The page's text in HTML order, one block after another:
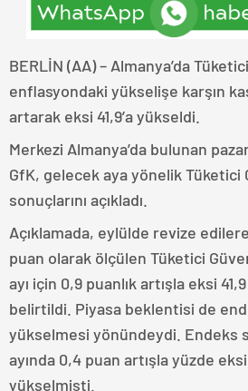
BERLİN (AA) – Almanya’da
enflasyondaki yükselişe karşın
artarak eksi 41,9’a yükseldi.
Merkezi Almanya’da bulunan
GfK, gelecek aya yönelik Tüketici
sonuçlarını açıkladı.
Açıklamada, eylülde revize
puan olarak ölçülen Tüketici
ayı için 0,9 puanlık artışla eksi 41,9
belirtildi. Piyasa beklentisi de
yükselmesi yönündeydi. Endeks
ayında 0,4 puan artışla yüzde
yükselmişti.